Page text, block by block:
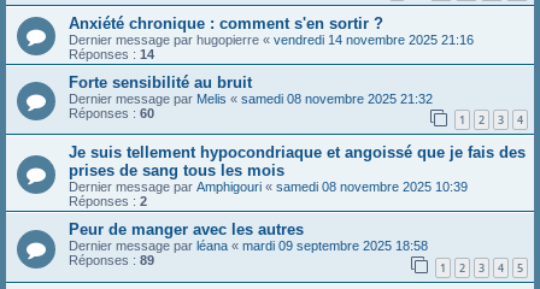
Anxiété chronique : comment s'en sortir ?
Dernier message par hugopierre « vendredi 14 novembre 2025 21:16
Réponses : 14
Forte sensibilité au bruit
Dernier message par Melis « samedi 08 novembre 2025 21:32
Réponses : 60 1 2 3 4
Je suis tellement hypocondriaque et angoissé que je fais des
prises de sang tous les mois
Dernier message par Amphigouri « samedi 08 novembre 2025 10:39
Réponses : 2
Peur de manger avec les autres
Dernier message par léana « mardi 09 septembre 2025 18:58
Réponses : 89 1 2 3 4 5